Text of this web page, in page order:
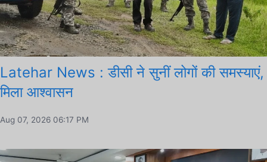
Latehar News : डीसी ने सुनीं लोगों की समस्याएं,
मिला आश्वासन
Aug 07, 2026 06:17 PM